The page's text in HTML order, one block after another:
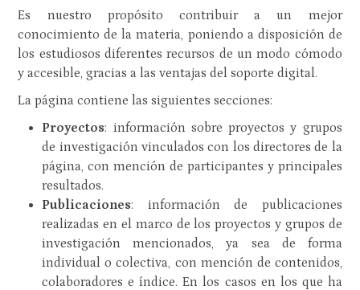
Es nuestro propósito contribuir a un mejor
conocimiento de la materia, poniendo a disposición de
los estudiosos diferentes recursos de un modo cómodo
y accesible, gracias a las ventajas del soporte digital.
La página contiene las siguientes secciones:
Proyectos: información sobre proyectos y grupos
de investigación vinculados con los directores de la
página, con mención de participantes y principales
resultados.
Publicaciones: información de publicaciones
realizadas en el marco de los proyectos y grupos de
investigación mencionados, ya sea de forma
individual o colectiva, con mención de contenidos,
colaboradores e índice. En los casos en los que ha